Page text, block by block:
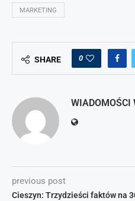
MARKETING
SHARE 0
WIADOMOŚCI
previous post
Cieszyn: Trzydzieści faktów na